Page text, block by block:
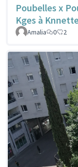
Poubelles x
Kges à
Amalia
0 2